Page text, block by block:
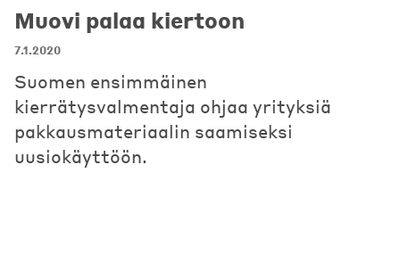
Muovi palaa kiertoon
7.1.2020
Suomen ensimmäinen
kierrätysvalmentaja ohjaa yrityksiä
pakkausmateriaalin saamiseksi
uusiokäyttöön.